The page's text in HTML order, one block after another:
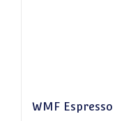
WMF Espresso